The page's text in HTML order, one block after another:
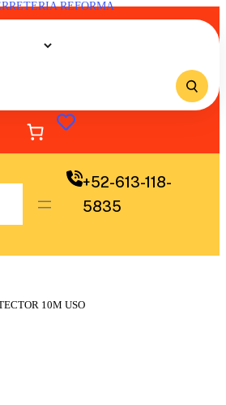
+52-613-118-
5835
10M USO